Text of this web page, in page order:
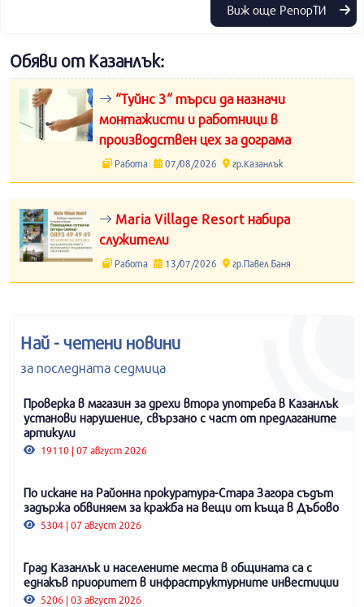
Виж още РепорТИ
Обяви от Казанлък:
“Туйнс 3“ търси да назначи
монтажисти и работници в
производствен цех за дограма
Работа 07/08/2026 гр.Казанлък
Maria Village Resort набира
служители
Работа 13/07/2026 гр.Павел Баня
Най - четени новини
за последната седмица
Проверка в магазин за дрехи втора употреба в Казанлък
установи нарушение, свързано с част от предлаганите
артикули
19110 | 07 август 2026
По искане на Районна прокуратура-Стара Загора съдът
задържа обвиняем за кражба на вещи от къща в Дъбово
5304 | 07 август 2026
Град Казанлък и населените места в общината са с
еднакъв приоритет в инфраструктурните инвестиции
5206 | 03 август 2026